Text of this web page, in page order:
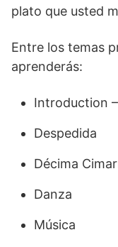
plato que usted
Entre los temas
aprenderás:
Introduction
Despedida
Décima
Danza
Música